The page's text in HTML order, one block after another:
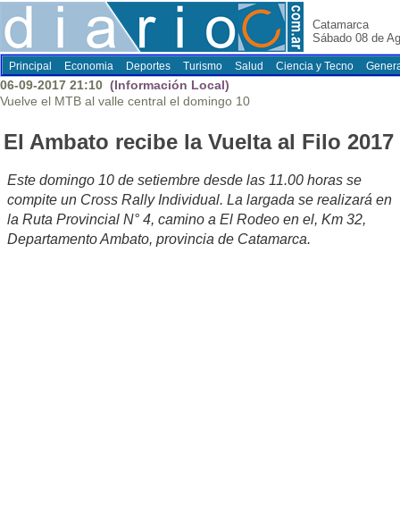
Catamarca
Sábado 08 de
Principal Economia Deportes Turismo Salud Ciencia y Tecno
06-09-2017 21:10 (Información Local)
Vuelve el MTB al valle central el domingo 10
El Ambato recibe la Vuelta al Filo 2017
Este domingo 10 de setiembre desde las 11.00 horas se
compite un Cross Rally Individual. La largada se realizará en
la Ruta Provincial N° 4, camino a El Rodeo en el, Km 32,
Departamento Ambato, provincia de Catamarca.